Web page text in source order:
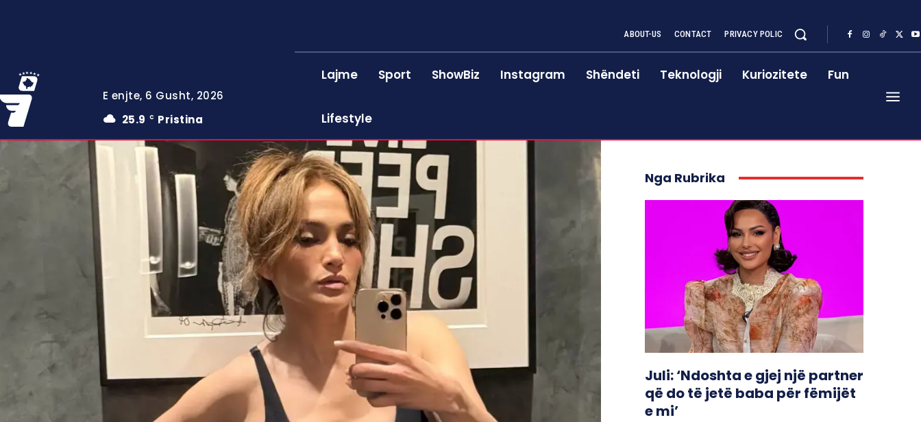
E enjte, 6 Gusht, 2026
25.9
C Pristina
ABOUT-US CONTACT PRIVACY POLIC
Lajme Sport ShowBiz Instagram Shëndeti Teknologji Kuriozitete Fun
Lifestyle
Nga Rubrika
Juli: ‘Ndoshta e gjej një partner
që do të jetë baba për fëmijët
e mi’